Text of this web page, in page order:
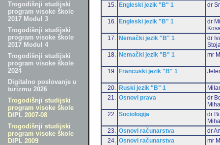
Trogodišnji studijski
program visoke škole
2017 Modul 3
Trogodišnji studijski
program visoke škole
2017 Modul 4
Trogodišnji studijski
program visoke škole
2024
Digitalno poslovanje u
turizmu 2026
Trogodišnji studijski
program visoke škole
DIPL 2007-08
Trogodišnji studijski
program visoke škole
DIPL 2009
15.
Engleski jezik "B" 1 dr
16. Engleski jezik "B" 1
dr
17.
Nemački jezik "B" 1
dr
18.
Nemački jezik "B" 1 mr
19. Francuski jezik "B" 1
20. Ruski jezik "B" 1
21.
Osnovi prava
dr
22.
Sociologija
dr
23.
Osnovi računarstva
dr
24.
Osnovi računarstva mr